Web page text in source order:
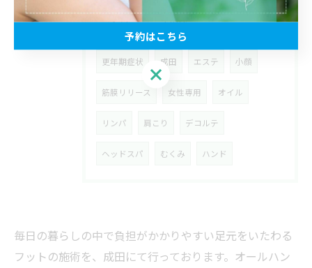
タグ Tags
更年期症状 成田 エステ 小顔
筋膜リリース 女性専用 オイル
リンパ 肩こり デコルテ
ヘッドスパ むくみ ハンド
毎日の暮らしの中で負担がかかりやすい足元をいたわる
フットの施術を、成田にて行っております。オールハン
予約はこちら
予約はこちら